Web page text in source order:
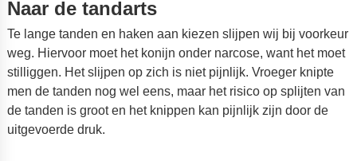
Naar de tandarts
Te lange tanden en haken aan kiezen slijpen wij bij voorkeur
weg. Hiervoor moet het konijn onder narcose, want het moet
stilliggen. Het slijpen op zich is niet pijnlijk. Vroeger knipte
men de tanden nog wel eens, maar het risico op splijten van
de tanden is groot en het knippen kan pijnlijk zijn door de
uitgevoerde druk.